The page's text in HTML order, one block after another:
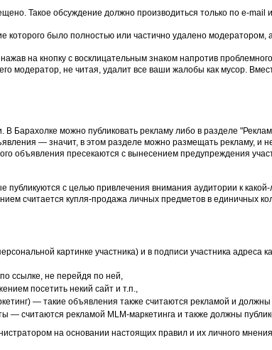
Такое обсуждение должно производиться только по e-mail
было полностью или частично удалено модератором,
на кнопку с восклицательным знаком напротив
модератор, не читая, удалит все ваши жалобы как мусор.
Барахолке можно публиковать рекламу либо в разделе
— значит, в этом разделе можно размещать рекламу, и
объявления пресекаются с вынесением предупреждения
с целью привлечения внимания аудитории к
считается купля-продажа личных предметов в единичных
картинке участника) и в подписи участника
ссылке, не перейдя по ней,
посетить некий сайт и т.п.,
— такие объявления также считаются рекламой и должны
— считаются рекламой MLM-маркетинга и также должны
на основании настоящих правил и их личного